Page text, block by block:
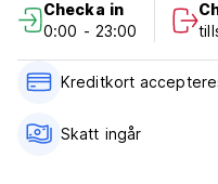
translated from original
Checka in
0:00 - 23:00
Kreditkort
Skatt ingår